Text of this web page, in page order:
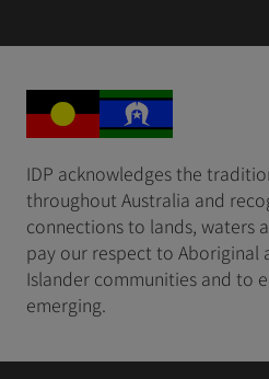
IDP acknowledges the
throughout Australia and
connections to lands, waters
pay our respect to Aboriginal
Islander communities and to
emerging.